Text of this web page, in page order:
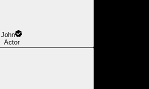
John
Actor